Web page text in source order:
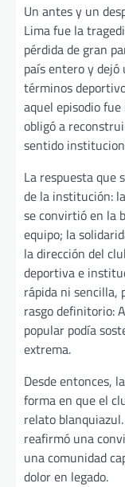
Un antes y un
Lima fue la
pérdida de gran
país entero y dejó
términos
aquel episodio
obligó a
sentido
La respuesta que
de la institución:
se convirtió en la
equipo; la
la dirección del
deportiva e
rápida ni sencilla,
rasgo definitorio:
popular podía
extrema.
Desde entonces,
forma en que el
relato
reafirmó una
una comunidad
dolor en legado.